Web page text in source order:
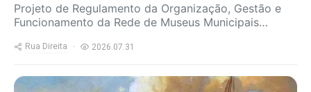
Projeto de Regulamento da Organização, Gestão e
Funcionamento da Rede de Museus Municipais…
Rua Direita 2026.07.31
https://www.ruadireita.pt/wp-